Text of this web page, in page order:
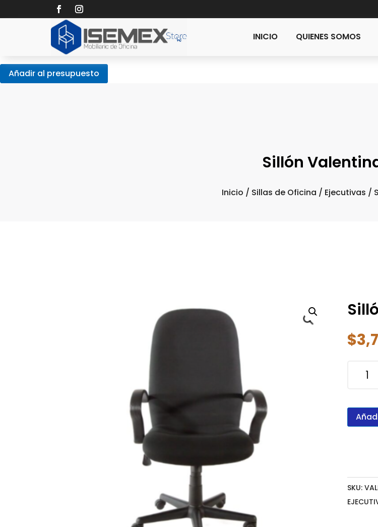
INICIO QUIENES SOMOS
Añadir al presupuesto
Sillón
Inicio / Sillas de Oficina / Ejecutivas /
$
SKU: